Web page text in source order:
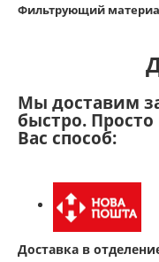
Фильтрующий
Мы доставим
быстро.
Вас способ:
Доставка в